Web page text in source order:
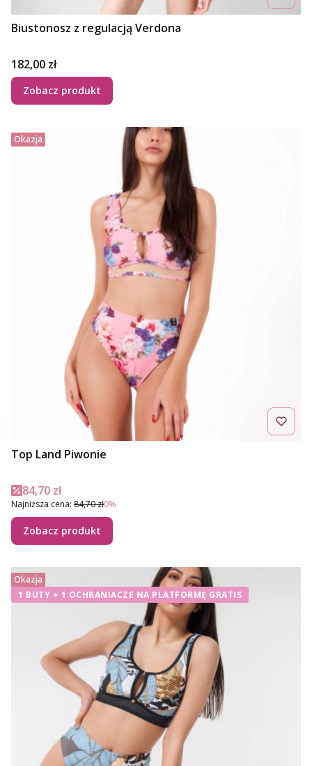
Biustonosz z regulacją Verdona
Cena
182,00 zł
Zobacz produkt
Okazja
Top Land Piwonie
Cena promocyjna
84,70 zł
Najniższa cena: 84,70 zł0%
Zobacz produkt
Okazja
1 BUTY + 1 OCHRANIACZE NA PLATFORMĘ GRATIS